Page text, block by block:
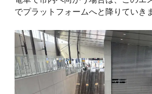
でプラットフォームへと降りていき